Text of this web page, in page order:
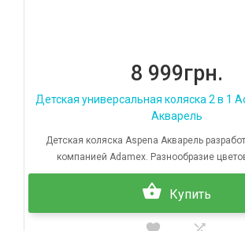
8 999грн.
Детская универсальная коляска 2 в 1
Акварель
Детская коляска Aspena Акварель
компанией Adamex. Разнообразие цветов
Купить